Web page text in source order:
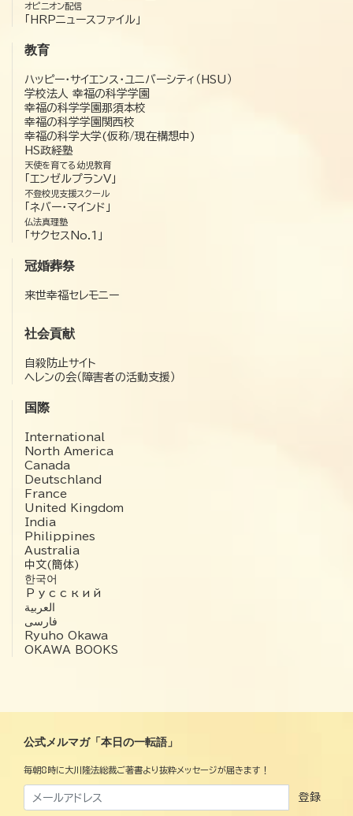
オピニオン配信
「HRPニュースファイル」
教育
ハッピー・サイエンス・ユニバーシティ（HSU）
学校法人 幸福の科学学園
幸福の科学学園那須本校
幸福の科学学園関西校
幸福の科学大学(仮称/現在構想中)
HS政経塾
天使を育てる幼児教育
「エンゼルプランV」
不登校児支援スクール
「ネバー・マインド」
仏法真理塾
「サクセスNo.1」
冠婚葬祭
来世幸福セレモニー
社会貢献
自殺防止サイト
ヘレンの会（障害者の活動支援）
国際
International
North America
Canada
Deutschland
France
United Kingdom
India
Philippines
Australia
中文(簡体)
한국어
Русский
العربية‏
فارسی
Ryuho Okawa
OKAWA BOOKS
公式メルマガ「本日の一転語」
毎朝8時に大川隆法総裁ご著書より抜粋メッセージが届きます！
登録